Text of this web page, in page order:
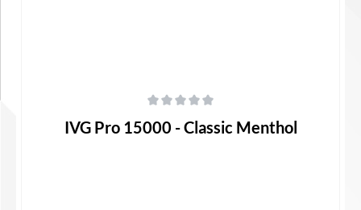
IVG Pro 15000 - Classic Menthol